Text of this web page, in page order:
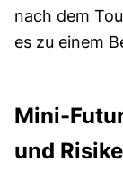
nach dem
es zu einem
Mini-
und